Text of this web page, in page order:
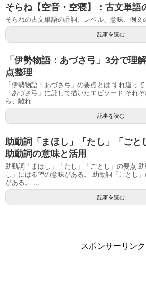
そらね【空音・空寝】：古文単語
そらねの古文単語の品詞、レベル、意味、例文
記事を読む
「伊勢物語：あづさ弓」3分で理
点整理
「伊勢物語：あづさ弓」の要点とは すれ違っ
「あづさ弓」に託して描いたエピソード それ
ら、離れ...
記事を読む
助動詞「まほし」「たし」「ごと
助動詞の意味と活用
助動詞「まほし」「たし」「ごとし」の要点
し」には希望の意味がある。 助動詞「ごとし
がある。 ...
記事を読む
スポンサーリンク